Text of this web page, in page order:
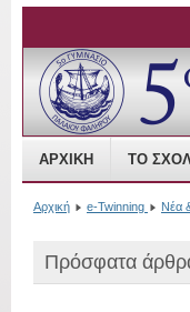
Open
ΑΡΧΙΚΉ ΤΟ
Αρχική e-Twinning Νέα
Πρόσφατα